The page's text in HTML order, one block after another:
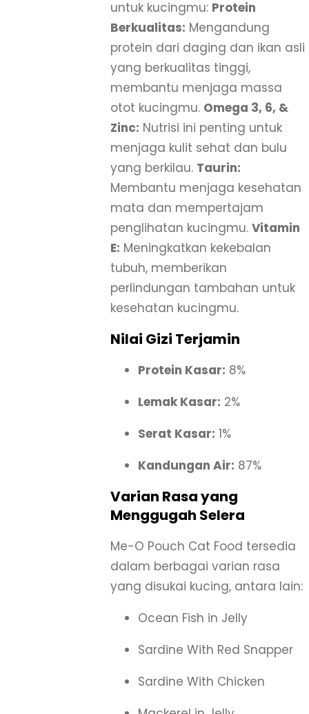
untuk kucingmu: Protein
Berkualitas: Mengandung
protein dari daging dan ikan asli
yang berkualitas tinggi,
membantu menjaga massa
otot kucingmu. Omega 3, 6, &
Zinc: Nutrisi ini penting untuk
menjaga kulit sehat dan bulu
yang berkilau. Taurin:
Membantu menjaga kesehatan
mata dan mempertajam
penglihatan kucingmu. Vitamin
E: Meningkatkan kekebalan
tubuh, memberikan
perlindungan tambahan untuk
kesehatan kucingmu.
Nilai Gizi Terjamin
Protein Kasar: 8%
Lemak Kasar: 2%
Serat Kasar: 1%
Kandungan Air: 87%
Varian Rasa yang
Menggugah Selera
Me-O Pouch Cat Food tersedia
dalam berbagai varian rasa
yang disukai kucing, antara lain:
Ocean Fish in Jelly
Sardine With Red Snapper
Sardine With Chicken